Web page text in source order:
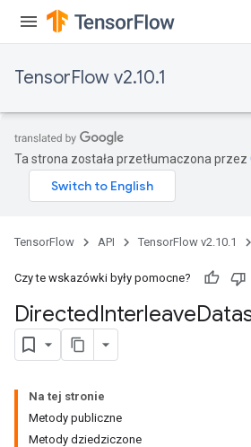
TensorFlow v2.10.1
Ta strona została przetłumaczona przez
TensorFlow API TensorFlow v2.10.1
Czy te wskazówki były pomocne?
DirectedInterleave
Na tej stronie
Metody publiczne
Metody dziedziczone